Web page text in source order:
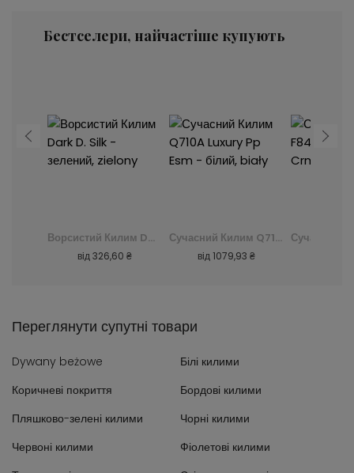
Бестселери, найчастіше купують
Сучасний Килим Q710A Luxury Pp Esm - білий, biały
від1079,93 ₴
Сучасний Килим F844B Cheap Pp Crm - сірий, szary
від239,93 ₴
Переглянути супутні товари
Dywany beżowe
Білі килими
Коричневі покриття
Бордові килими
Пляшково-зелені килими
Чорні килими
Червоні килими
Фіолетові килими